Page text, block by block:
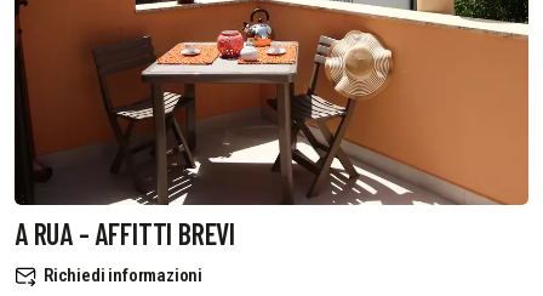
A RUA - AFFITTI BREVI
Richiedi informazioni